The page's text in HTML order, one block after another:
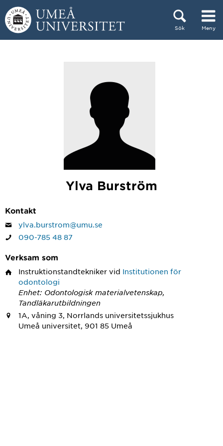
Hoppa direkt till innehållet
Sök Meny
Ylva Burström
Kontakt
ylva.burstrom@umu.se
090-785 48 87
Verksam som
Instruktionstandtekniker vid Institutionen för
odontologi
Enhet: Odontologisk materialvetenskap,
Tandläkarutbildningen
1A, våning 3, Norrlands universitetssjukhus
Umeå universitet, 901 85 Umeå